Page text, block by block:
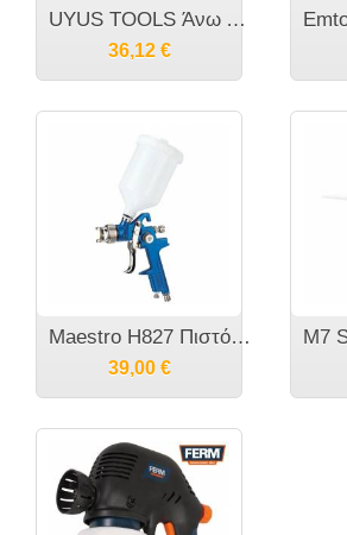
UYUS TOOLS Άνω Δοχείου 1.4mm SP827A1
36,12 €
Maestro H827 Πιστόλι Βαφής Αέρος Άνω Δοχείου
39,00 €